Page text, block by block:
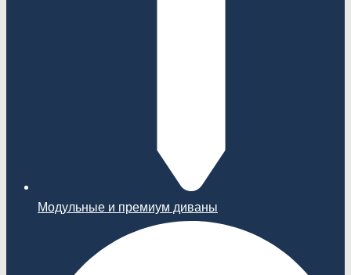
Модульные и премиум диваны